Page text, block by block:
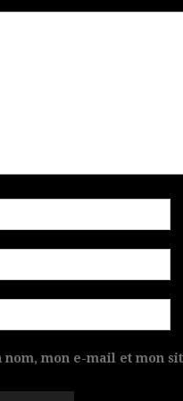
mon e-mail et mon